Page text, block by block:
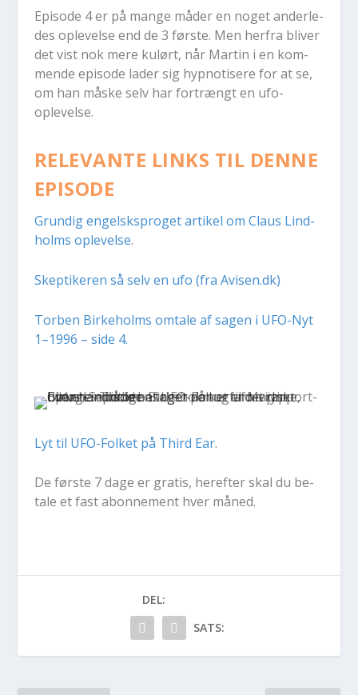
Epi­so­de 4 er på man­ge må­der en no­get an­der­le­
des op­le­vel­se end de 3 før­ste. Men her­fra bli­ver
det vist nok mere kulørt, når Mar­tin i en kom­
men­de epi­so­de la­der sig hyp­no­ti­se­re for at se,
om han må­ske selv har fortrængt en ufo-
oplevelse.
RELEVANTE LINKS TIL DENNE
EPISODE
Grun­dig en­gelsk­spro­get ar­ti­kel om Claus Lind­
holms op­le­vel­se.
Skep­ti­ke­ren så selv en ufo (fra Avisen.dk)
Tor­ben Bir­ke­holms om­ta­le af sa­gen i UFO-Nyt
1–1996 – side 4.
Lyt til UFO-Fol­ket på Third Ear.
De før­ste 7 dage er gra­tis, her­ef­ter skal du be­
ta­le et fast abon­ne­ment hver måned.
DEL:
SATS: